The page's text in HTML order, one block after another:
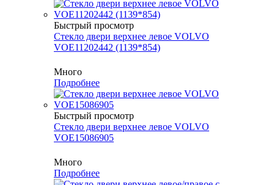
Быстрый просмотр
Стекло двери верхнее левое VOLVO
VOE11202442 (1139*854)
Много
Подробнее
Быстрый просмотр
Стекло двери верхнее левое VOLVO
VOE15086905
Много
Подробнее